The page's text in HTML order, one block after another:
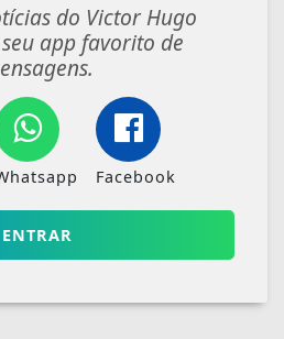
do Victor Hugo
app favorito de
Facebook
ENTRAR